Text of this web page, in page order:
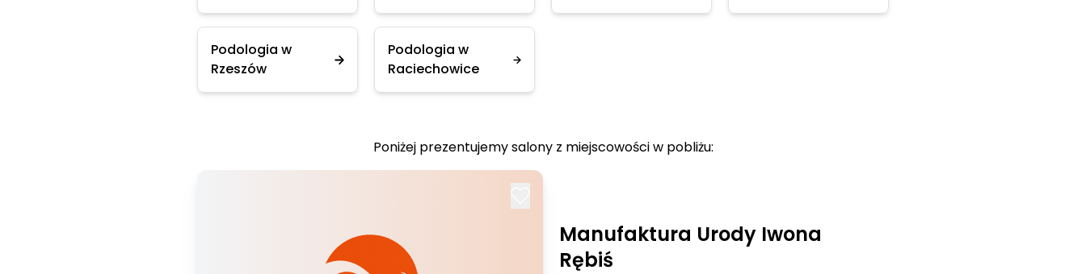
Podologia w
Rzeszów
Podologia w
Raciechowice
Poniżej prezentujemy salony z miejscowości w pobliżu:
Manufaktura Urody Iwona
Rębiś